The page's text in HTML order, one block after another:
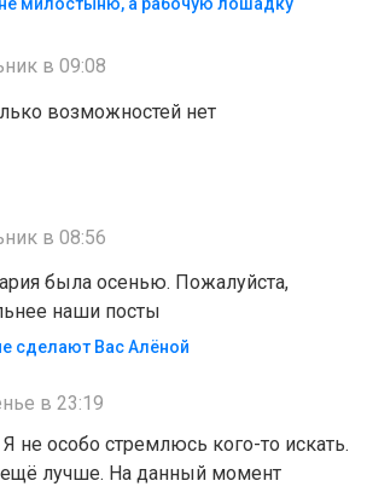
в 09:08
только возможностей нет
в 08:56
была осенью. Пожалуйста,
наши посты
сделают Вас Алëной
в 23:19
не особо стремлюсь кого-то искать.
ещё лучше. На данный момент